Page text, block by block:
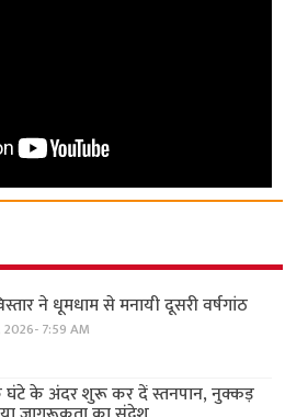
ने धूमधाम से मनायी दूसरी वर्षगांठ
7:59 AM
के अंदर शुरू कर दें स्तनपान, नुक्कड़